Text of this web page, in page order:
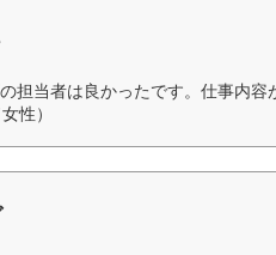
担当者は良かったです。仕事内容
性）